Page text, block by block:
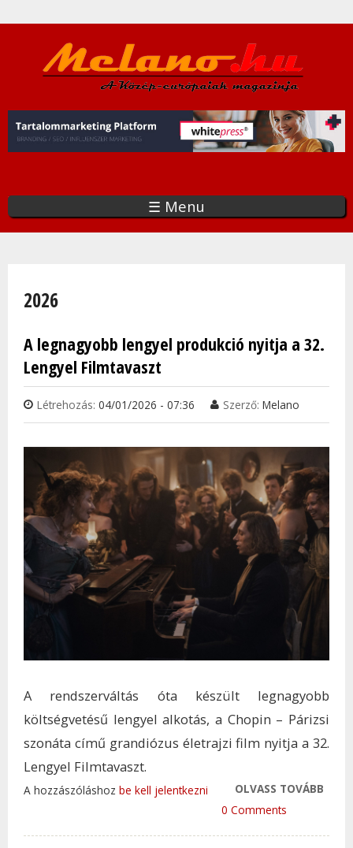
a
tartalomra
☰ Menu
2026
A legnagyobb lengyel produkció nyitja a 32.
Lengyel Filmtavaszt
Létrehozás: 04/01/2026 - 07:36 Szerző: Melano
A rendszerváltás óta készült legnagyobb
költségvetésű lengyel alkotás, a Chopin – Párizsi
szonáta című grandiózus életrajzi film nyitja a 32.
Lengyel Filmtavaszt.
OLVASS TOVÁBB
A hozzászóláshoz be kell jelentkezni
0 Comments